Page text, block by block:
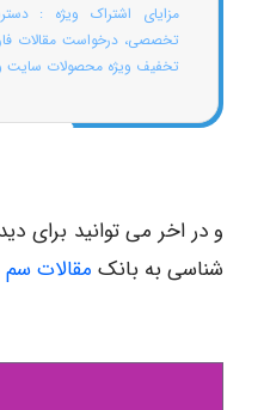
مزایای اشتراک ویژه :
تخصصی، درخواست مقالات
تخفیف ویژه محصولات سایت
و در اخر می توانید برای
شناسی به بانک مقالات